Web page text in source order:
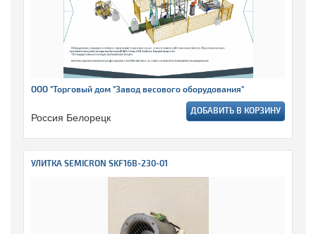
ООО "Торговый дом "Завод весового оборудования"
Россия Белорецк ДОБАВИТЬ В КОРЗИНУ
УЛИТКА SEMICRON SKF16B-230-01